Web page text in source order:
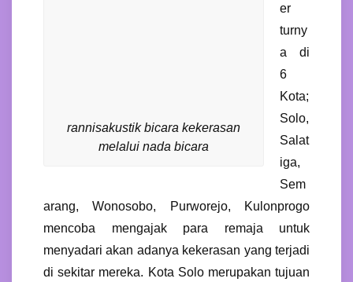
rannisakustik bicara kekerasan
melalui nada bicara
er
turny
a di
6
Kota;
Solo,
Salat
iga,
Sem
arang, Wonosobo, Purworejo, Kulonprogo
mencoba mengajak para remaja untuk
menyadari akan adanya kekerasan yang terjadi
di sekitar mereka. Kota Solo merupakan tujuan